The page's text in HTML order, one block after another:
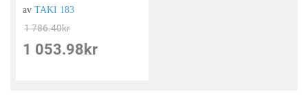
avTAKI 183
1 786.40kr
1 053.98 kr